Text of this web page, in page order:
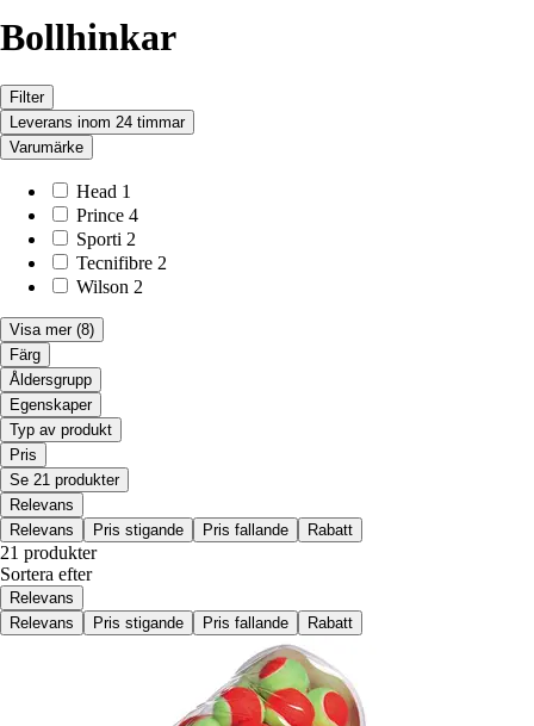
Bollhinkar
Filter
Leverans inom 24 timmar
Varumärke
Head 1
Prince 4
Sporti 2
Tecnifibre 2
Wilson 2
Visa mer (8)
Färg
Åldersgrupp
Egenskaper
Typ av produkt
Pris
Se 21 produkter
Relevans
Relevans
Pris stigande Pris fallande Rabatt
21 produkter
Sortera efter
Relevans
Relevans
Pris stigande Pris fallande Rabatt